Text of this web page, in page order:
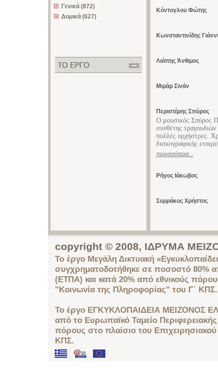
Γενικά (872)
Δομικά (627)
Κόντογλου Φώτης
Κωνσταντινίδης
Λιάπης Άνθιμος
Μιμάρ Σινάν
Περιστέρης Σπύρος
Ο μουσικός Σπύρος
συνθέτης
πολλές ορχήστρες.
δισκογραφικής
περισσότερα...
Ρήγος Ιάκωβος
Συρράκος Χρήστος
copyright © 2008, ΙΔΡΥΜΑ
Το έργο Μεγάλη Δικτυακή
συγχρηματοδοτήθηκε σε ποσοστό 80%
(ΕΤΠΑ) και κατά 20% από εθνικούς
"Κοινωνία της Πληροφορίας" του Γ΄ ΚΠΣ.
Το έργο ΕΓΚΥΚΛΟΠΑΙΔΕΙΑ ΜΕΙΖΟΝΟΣ
από το Ευρωπαϊκό Ταμείο
πόρους στο πλαίσιο του
ΚΠΣ.